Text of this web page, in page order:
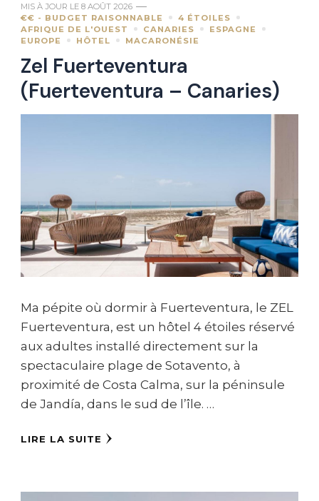
MIS À JOUR LE 8 AOÛT 2026
€€ - BUDGET RAISONNABLE
4 ÉTOILES
AFRIQUE DE L'OUEST
CANARIES
ESPAGNE
EUROPE
HÔTEL MACARONÉSIE
Zel Fuerteventura
(Fuerteventura – Canaries)
Ma pépite où dormir à Fuerteventura, le ZEL
Fuerteventura, est un hôtel 4 étoiles réservé
aux adultes installé directement sur la
spectaculaire plage de Sotavento, à
proximité de Costa Calma, sur la péninsule
de Jandía, dans le sud de l’île. …
LIRE LA SUITE